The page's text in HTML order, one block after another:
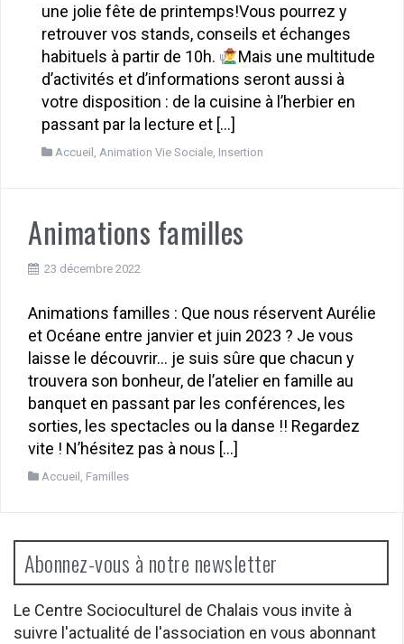
une jolie fête de printemps!Vous pourrez y
retrouver vos stands, conseils et échanges
habituels à partir de 10h.
Mais une multitude
d’activités et d’informations seront aussi à
votre disposition : de la cuisine à l’herbier en
passant par la lecture et […]
Accueil Animation Vie Sociale Insertion
Animations familles
23 décembre 2022
Animations familles : Que nous réservent Aurélie
et Océane entre janvier et juin 2023 ? Je vous
laisse le découvrir… je suis sûre que chacun y
trouvera son bonheur, de l’atelier en famille au
banquet en passant par les conférences, les
sorties, les spectacles ou la danse !! Regardez
vite ! N’hésitez pas à nous […]
Accueil Familles
Abonnez-vous à notre newsletter
Le Centre Socioculturel de Chalais vous invite à
suivre l'actualité de l'association en vous abonnant